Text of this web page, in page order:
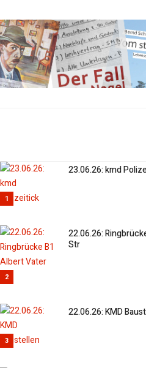
1
23.06.26: kmd
2
22.06.26:
Str
3
22.06.26: KMD